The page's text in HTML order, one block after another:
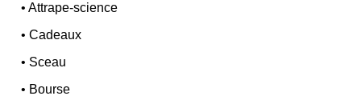
•Attrape-science
•Cadeaux
• Sceau
• Bourse